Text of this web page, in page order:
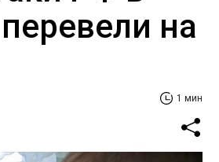
на
1 мин